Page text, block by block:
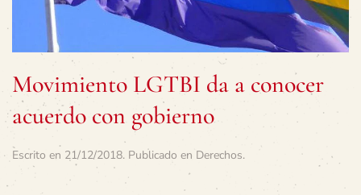
Movimiento LGTBI da a conocer
acuerdo con gobierno
Escrito en 21/12/2018. Publicado en Derechos.